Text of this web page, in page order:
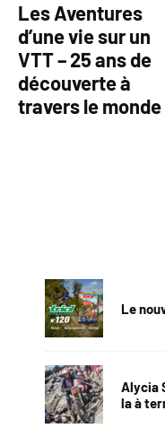
Les Aventures
d’une vie sur un
VTT – 25 ans de
découverte à
travers le monde
Le
Alycia
la à